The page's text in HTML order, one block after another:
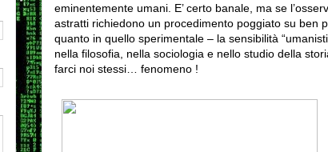
eminentemente umani. E’ certo banale, ma se
astratti richiedono un procedimento poggiato su ben
quanto in quello sperimentale – la sensibilità
nella filosofia, nella sociologia e nello studio della
farci noi stessi… fenomeno !